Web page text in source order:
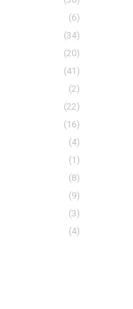
(6)
(34)
(20)
(41)
(2)
(22)
(16)
(4)
(1)
(8)
(9)
(3)
(4)